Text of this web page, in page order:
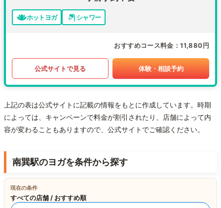
ホットヨガ シャワー
おすすめコース料金 11,880円
公式サイトで見る 体験・相談予約
上記の表は公式サイトに記載の情報をもとに作成しています。時期
によっては、キャンペーンで料金が割引されたり、店舗によって内
容が変わることもありますので、公式サイトでご確認ください。
南巽駅のヨガを条件から探す
現在の条件
すべての店舗 / おすすめ順